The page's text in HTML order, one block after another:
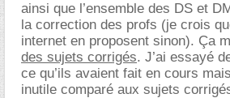
ainsi que l’ensemble des DS et
la correction des profs (je crois
internet en proposent sinon). Ça
des sujets corrigés. J’ai essayé
ce qu’ils avaient fait en cours
inutile comparé aux sujets